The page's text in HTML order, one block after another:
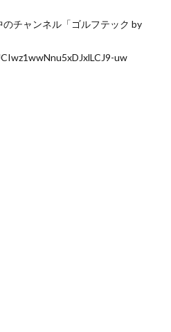
チャンネル「ゴルフテック by
uw